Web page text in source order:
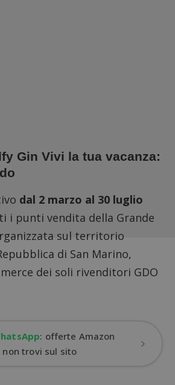
Gin Vivi la tua vacanza:
dal 2 marzo al 30 luglio
i punti vendita della Grande
sul territorio
di San Marino,
dei soli rivenditori GDO
: offerte Amazon
non trovi sul sito